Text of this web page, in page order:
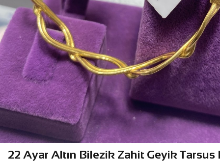
22 Ayar Altın Bilezik Zahit Geyik Tarsus